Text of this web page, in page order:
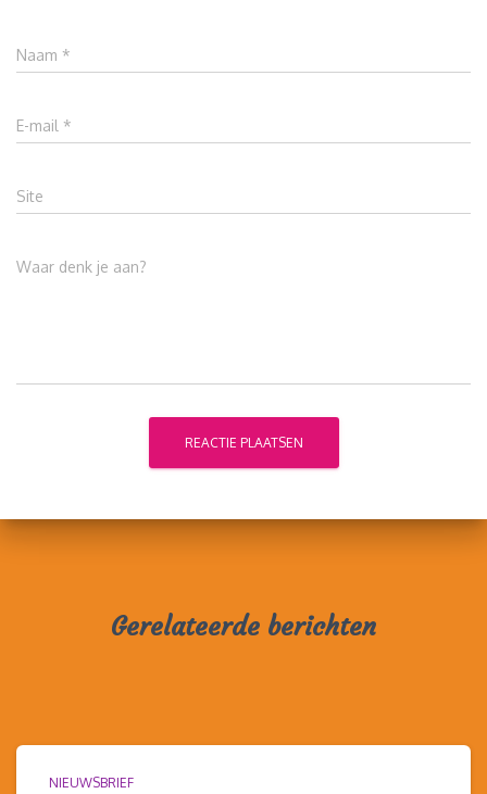
Naam *
E-mail *
Site
Waar denk je aan?
Gerelateerde berichten
NIEUWSBRIEF